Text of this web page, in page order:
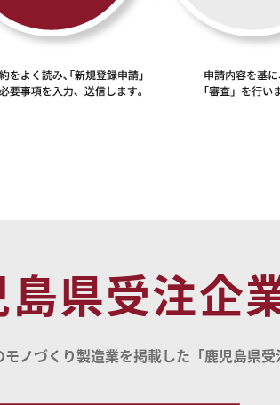
県受注企
ノづくり製造業を掲載した「鹿児島県受